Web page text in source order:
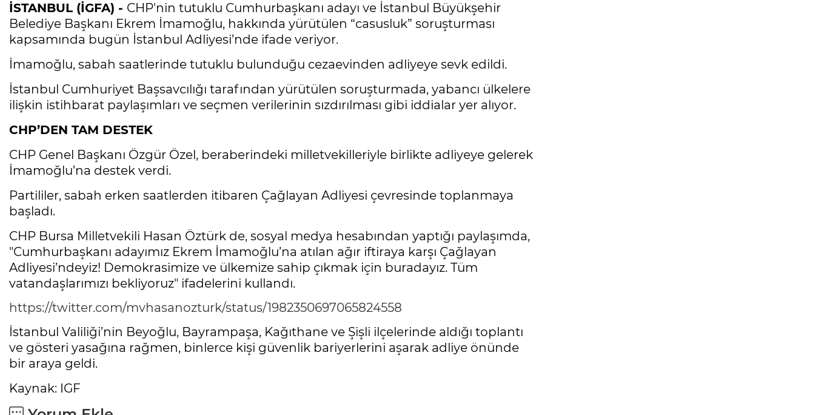
İSTANBUL (İGFA) - CHP'nin tutuklu Cumhurbaşkanı adayı ve İstanbul Büyükşehir
Belediye Başkanı Ekrem İmamoğlu, hakkında yürütülen “casusluk” soruşturması
kapsamında bugün İstanbul Adliyesi’nde ifade veriyor.
İmamoğlu, sabah saatlerinde tutuklu bulunduğu cezaevinden adliyeye sevk edildi.
İstanbul Cumhuriyet Başsavcılığı tarafından yürütülen soruşturmada, yabancı ülkelere
ilişkin istihbarat paylaşımları ve seçmen verilerinin sızdırılması gibi iddialar yer alıyor.
CHP’DEN TAM DESTEK
CHP Genel Başkanı Özgür Özel, beraberindeki milletvekilleriyle birlikte adliyeye gelerek
İmamoğlu’na destek verdi.
Partililer, sabah erken saatlerden itibaren Çağlayan Adliyesi çevresinde toplanmaya
başladı.
CHP Bursa Milletvekili Hasan Öztürk de, sosyal medya hesabından yaptığı paylaşımda,
"Cumhurbaşkanı adayımız Ekrem İmamoğlu’na atılan ağır iftiraya karşı Çağlayan
Adliyesi’ndeyiz! Demokrasimize ve ülkemize sahip çıkmak için buradayız. Tüm
vatandaşlarımızı bekliyoruz" ifadelerini kullandı.
https://twitter.com/mvhasanozturk/status/1982350697065824558
İstanbul Valiliği’nin Beyoğlu, Bayrampaşa, Kağıthane ve Şişli ilçelerinde aldığı toplantı
ve gösteri yasağına rağmen, binlerce kişi güvenlik bariyerlerini aşarak adliye önünde
bir araya geldi.
Kaynak: IGF